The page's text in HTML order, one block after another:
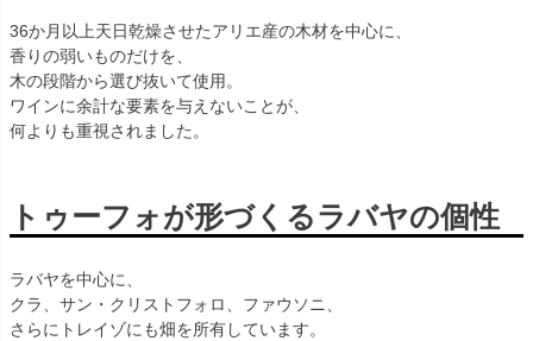
36か月以上天日乾燥させたアリエ産の木材を中心に、
香りの弱いものだけを、
木の段階から選び抜いて使用。
ワインに余計な要素を与えないことが、
何よりも重視されました。
トゥーフォが形づくるラバヤの個性
ラバヤを中心に、
クラ、サン・クリストフォロ、ファウソニ、
さらにトレイゾにも畑を所有しています。